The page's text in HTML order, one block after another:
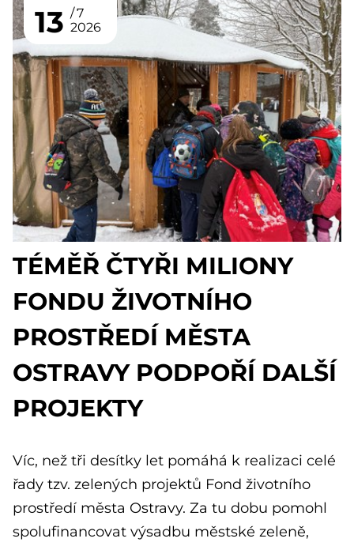
13
7
2026
TÉMĚŘ ČTYŘI MILIONY
FONDU ŽIVOTNÍHO
PROSTŘEDÍ MĚSTA
OSTRAVY PODPOŘÍ DALŠÍ
PROJEKTY
Víc, než tři desítky let pomáhá k realizaci celé
řady tzv. zelených projektů Fond životního
prostředí města Ostravy. Za tu dobu pomohl
spolufinancovat výsadbu městské zeleně,